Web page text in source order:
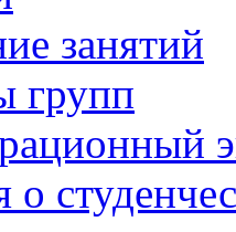
занятий
групп
о